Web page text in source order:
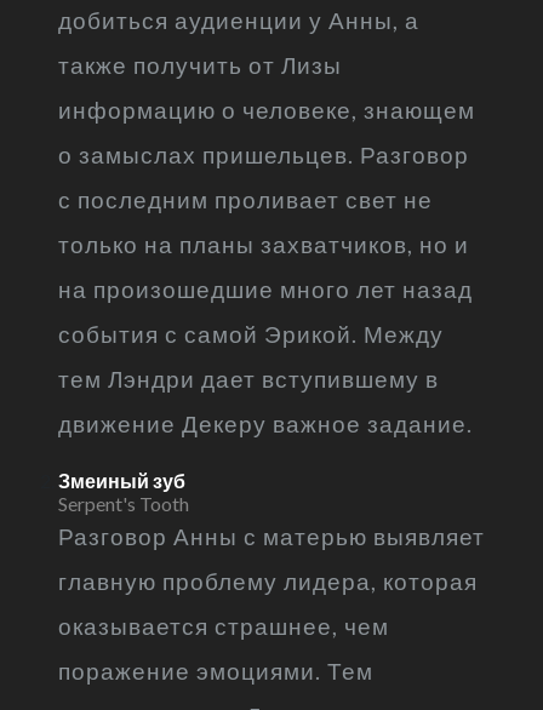
добиться аудиенции у Анны, а
также получить от Лизы
информацию о человеке, знающем
о замыслах пришельцев. Разговор
с последним проливает свет не
только на планы захватчиков, но и
на произошедшие много лет назад
события с самой Эрикой. Между
тем Лэндри дает вступившему в
движение Декеру важное задание.
Змеиный зуб
Serpent's Tooth
Разговор Анны с матерью выявляет
главную проблему лидера, которая
оказывается страшнее, чем
поражение эмоциями. Тем